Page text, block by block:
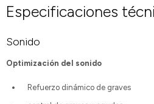
Especificaciones
Sonido
Optimización del sonido
Refuerzo dinámico de graves